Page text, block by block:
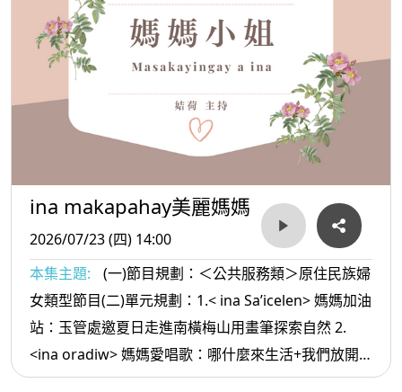
ina makapahay美麗媽媽
2026/07/23 (四) 14:00
本集主題:
(一)節目規劃：＜公共服務類＞原住民族婦
女類型節目(二)單元規劃：1.< ina Sa’icelen> 媽媽加油
站：玉管處邀夏日走進南橫梅山用畫筆探索自然 2.
<ina oradiw> 媽媽愛唱歌：哪什麼來生活+我們放開
懷 3.< ina Masa’sa >媽媽放輕鬆:如何讓 自己幾年內可